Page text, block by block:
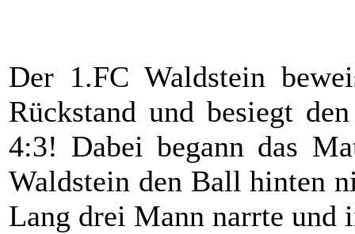
Der 1.FC Waldstein
Rückstand und besiegt
4:3! Dabei begann das
Waldstein den Ball hinten
Lang drei Mann narrte und